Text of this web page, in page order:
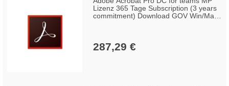
Lizenz 365 Tage Subscription (3 years
commitment) Download GOV Win/Mac,
287,29 €